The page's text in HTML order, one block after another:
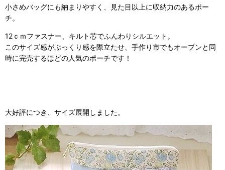
小さめバッグにも納まりやすく、見た目以上に収納力のあるポー
チ。
12ｃｍファスナー、キルト芯でふんわりシルエット。
このサイズ感がぷっくり感を際立たせ、手作り市でもオープンと同
時に完売するほどの人気のポーチです！
大好評につき、サイズ展開しました。